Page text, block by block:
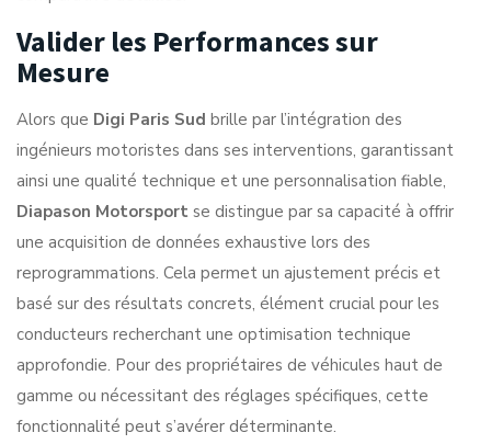
Valider les Performances sur
Mesure
Alors que Digi Paris Sud brille par l’intégration des
ingénieurs motoristes dans ses interventions, garantissant
ainsi une qualité technique et une personnalisation fiable,
Diapason Motorsport se distingue par sa capacité à offrir
une acquisition de données exhaustive lors des
reprogrammations. Cela permet un ajustement précis et
basé sur des résultats concrets, élément crucial pour les
conducteurs recherchant une optimisation technique
approfondie. Pour des propriétaires de véhicules haut de
gamme ou nécessitant des réglages spécifiques, cette
fonctionnalité peut s’avérer déterminante.